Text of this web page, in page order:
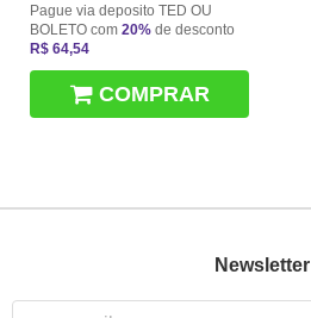
Pague via deposito TED OU
BOLETO com 20% de desconto
R$ 64,54
COMPRAR
Newsletter